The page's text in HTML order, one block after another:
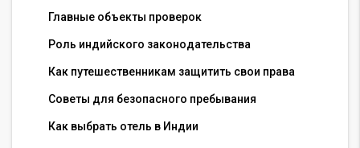
Главные объекты проверок
Роль индийского законодательства
Как путешественникам защитить свои права
Советы для безопасного пребывания
Как выбрать отель в Индии